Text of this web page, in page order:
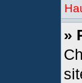
»